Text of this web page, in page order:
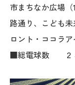
市まちなか広場
路通り、こども未
ロント・ココラ
■総電球数 ２８